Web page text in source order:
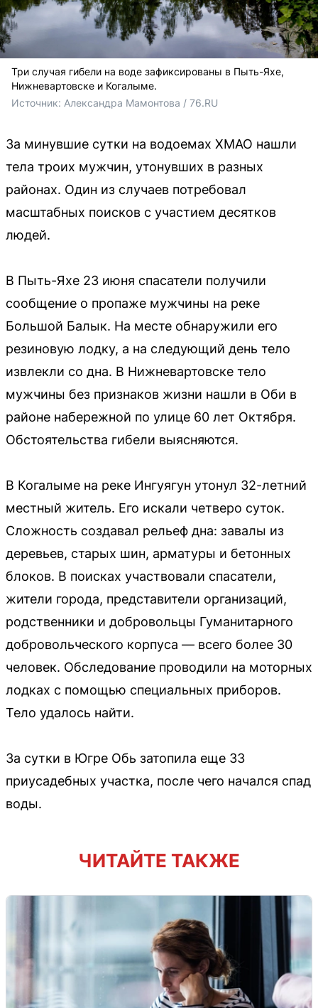
Три случая гибели на воде зафиксированы в Пыть-Яхе,
Нижневартовске и Когалыме.
Источник: Александра Мамонтова / 76.RU
За минувшие сутки на водоемах ХМАО нашли
тела троих мужчин, утонувших в разных
районах. Один из случаев потребовал
масштабных поисков с участием десятков
людей.
В Пыть-Яхе 23 июня спасатели получили
сообщение о пропаже мужчины на реке
Большой Балык. На месте обнаружили его
резиновую лодку, а на следующий день тело
извлекли со дна. В Нижневартовске тело
мужчины без признаков жизни нашли в Оби в
районе набережной по улице 60 лет Октября.
Обстоятельства гибели выясняются.
В Когалыме на реке Ингуягун утонул 32-летний
местный житель. Его искали четверо суток.
Сложность создавал рельеф дна: завалы из
деревьев, старых шин, арматуры и бетонных
блоков. В поисках участвовали спасатели,
жители города, представители организаций,
родственники и добровольцы Гуманитарного
добровольческого корпуса — всего более 30
человек. Обследование проводили на моторных
лодках с помощью специальных приборов.
Тело удалось найти.
За сутки в Югре Обь затопила еще 33
приусадебных участка, после чего начался спад
воды.
ЧИТАЙТЕ ТАКЖЕ